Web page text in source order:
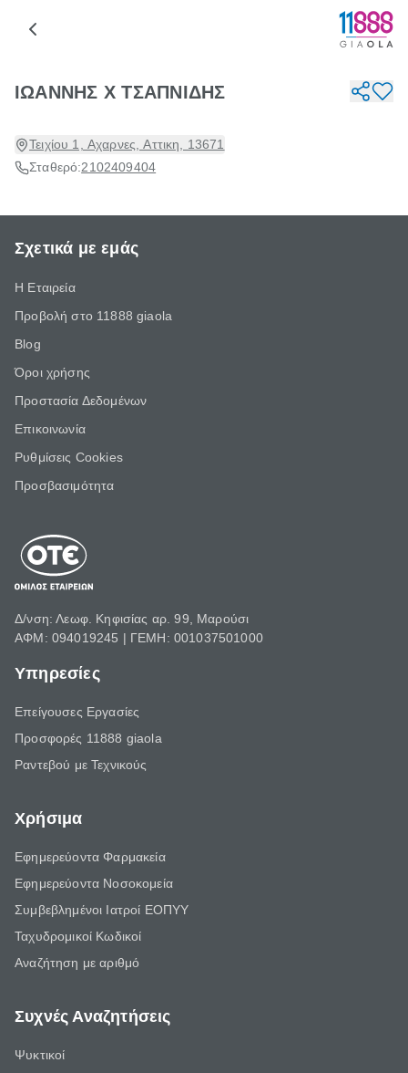
ΙΩΑΝΝΗΣ Χ ΤΣΑΠΝΙΔΗΣ
Τειχίου 1, Αχαρνες, Αττικη, 13671
Σταθερό:2102409404
Σχετικά με εμάς
Η Εταιρεία
Προβολή στο 11888 giaola
Blog
Όροι χρήσης
Προστασία Δεδομένων
Επικοινωνία
Ρυθμίσεις Cookies
Προσβασιμότητα
Δ/νση: Λεωφ. Κηφισίας αρ. 99, Μαρούσι
ΑΦΜ: 094019245 | ΓΕΜΗ: 001037501000
Υπηρεσίες
Επείγουσες Εργασίες
Προσφορές 11888 giaola
Ραντεβού με Τεχνικούς
Χρήσιμα
Εφημερεύοντα Φαρμακεία
Εφημερεύοντα Νοσοκομεία
Συμβεβλημένοι Ιατροί ΕΟΠΥΥ
Ταχυδρομικοί Κωδικοί
Αναζήτηση με αριθμό
Συχνές Αναζητήσεις
Ψυκτικοί